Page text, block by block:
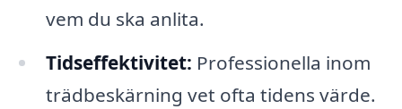
vem du ska anlita.
Tidseffektivitet: Professionella inom
trädbeskärning vet ofta tidens värde.